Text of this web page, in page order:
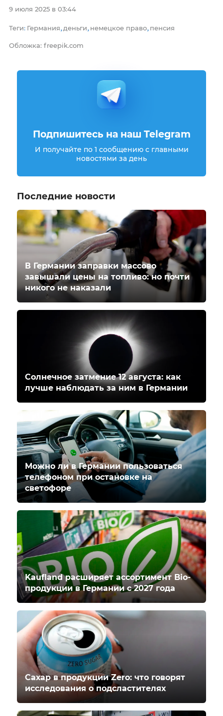
9 июля 2025 в 03:44
Теги: Германия, деньги, немецкое право, пенсия
Обложка: freepik.com
Подпишитесь на наш Telegram
И получайте по 1 сообщению с главными
новостями за день
Последние новости
В Германии заправки массово
завышали цены на топливо: но почти
никого не наказали
Солнечное затмение 12 августа: как
лучше наблюдать за ним в Германии
Можно ли в Германии пользоваться
телефоном при остановке на
светофоре
Kaufland расширяет ассортимент Bio-
продукции в Германии с 2027 года
Сахар в продукции Zero: что говорят
исследования о подсластителях